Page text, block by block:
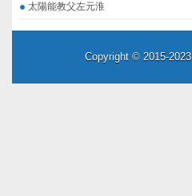
太陽能教父左元淮
Copyright © 2015-2023